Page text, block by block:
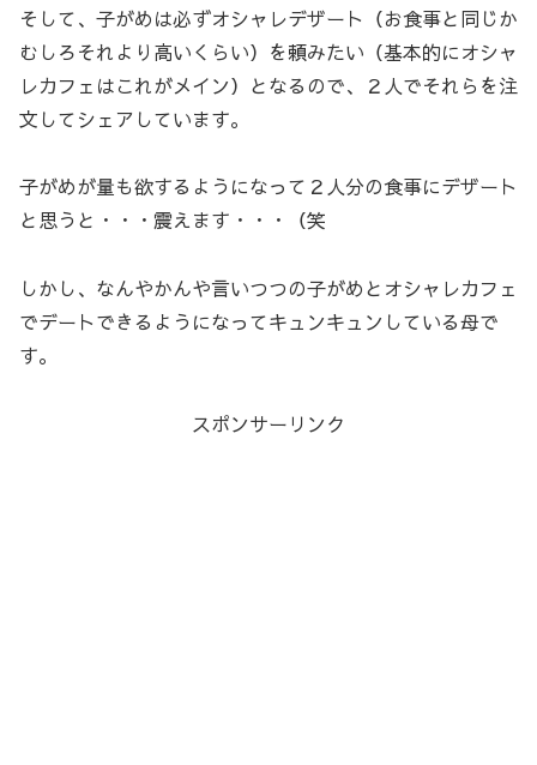
そして、子がめは必ずオシャレデザート（お食事と同じか
むしろそれより高いくらい）を頼みたい（基本的にオシャ
レカフェはこれがメイン）となるので、２人でそれらを注
文してシェアしています。
子がめが量も欲するようになって２人分の食事にデザート
と思うと・・・震えます・・・（笑
しかし、なんやかんや言いつつの子がめとオシャレカフェ
でデートできるようになってキュンキュンしている母で
す。
スポンサーリンク